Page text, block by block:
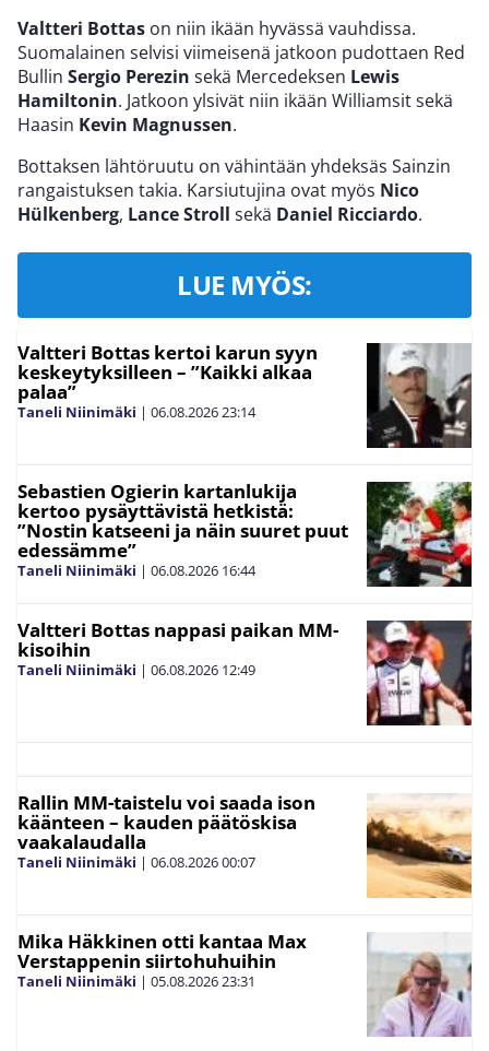
Valtteri Bottas on niin ikään hyvässä vauhdissa.
Suomalainen selvisi viimeisenä jatkoon pudottaen Red
Bullin Sergio Perezin sekä Mercedeksen Lewis
Hamiltonin. Jatkoon ylsivät niin ikään Williamsit sekä
Haasin Kevin Magnussen.
Bottaksen lähtöruutu on vähintään yhdeksäs Sainzin
rangaistuksen takia. Karsiutujina ovat myös Nico
Hülkenberg, Lance Stroll sekä Daniel Ricciardo.
LUE MYÖS:
Valtteri Bottas kertoi karun syyn
keskeytyksilleen – ”Kaikki alkaa
palaa”
Taneli Niinimäki | 06.08.202623:14
Sebastien Ogierin kartanlukija
kertoo pysäyttävistä hetkistä:
”Nostin katseeni ja näin suuret puut
edessämme”
Taneli Niinimäki | 06.08.2026 16:44
Valtteri Bottas nappasi paikan MM-
kisoihin
Taneli Niinimäki | 06.08.2026 12:49
Rallin MM-taistelu voi saada ison
käänteen – kauden päätöskisa
vaakalaudalla
Taneli Niinimäki | 06.08.202600:07
Mika Häkkinen otti kantaa Max
Verstappenin siirtohuhuihin
Taneli Niinimäki | 05.08.202623:31